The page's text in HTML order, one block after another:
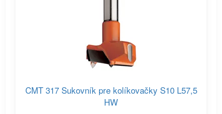
CMT 317 Sukovník pre kolíkovačky S10 L57,5
HW